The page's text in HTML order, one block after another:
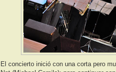
El concierto inició con una corta pero